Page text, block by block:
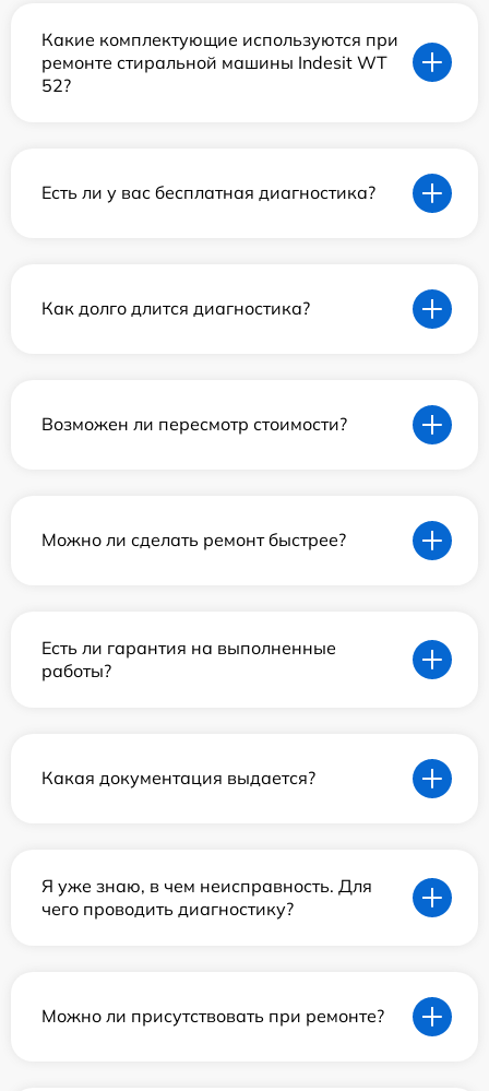
Какие комплектующие используются при
ремонте стиральной машины Indesit WT
52?
Есть ли у вас бесплатная диагностика?
Как долго длится диагностика?
Возможен ли пересмотр стоимости?
Можно ли сделать ремонт быстрее?
Есть ли гарантия на выполненные
работы?
Какая документация выдается?
Я уже знаю, в чем неисправность. Для
чего проводить диагностику?
Можно ли присутствовать при ремонте?